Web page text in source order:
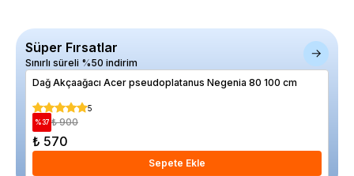
Süper Fırsatlar
Sınırlı süreli %50 indirim
Dağ Akçaağacı Acer pseudoplatanus Negenia 80 100 cm
5
%37 ₺ 900
₺ 570
Sepete Ekle